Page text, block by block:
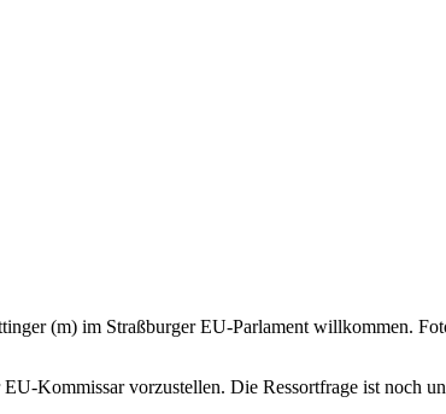
(m) im Straßburger EU-Parlament willkommen.
Kommissar vorzustellen. Die Ressortfrage ist noch